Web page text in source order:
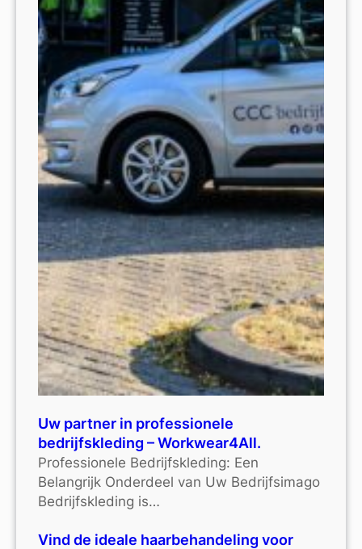
Uw partner in professionele
bedrijfskleding – Workwear4All.
Professionele Bedrijfskleding: Een
Belangrijk Onderdeel van Uw Bedrijfsimago
Bedrijfskleding is…
Vind de ideale haarbehandeling voor